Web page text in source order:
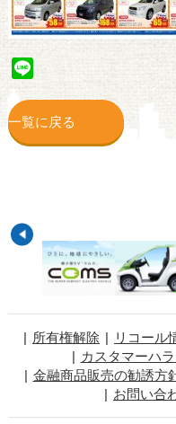
Line
一覧に戻る
所有権解除 リコール
カスタマーハ
金融商品販売の勧誘方
お問い合